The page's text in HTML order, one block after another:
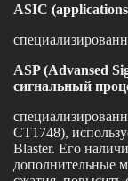
ASIC
ASP (Advansed
сигнальный
CT1748),
Blaster. Его
дополнительные